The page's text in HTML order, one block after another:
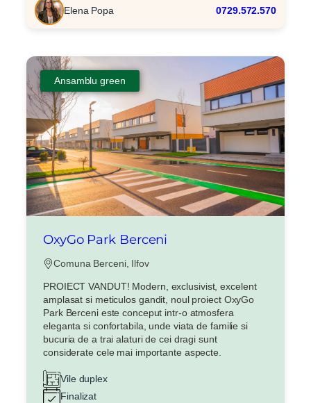
Elena Popa 0729.572.570
Ansamblu green
OxyGo Park Berceni
Comuna Berceni, Ilfov
PROIECT VANDUT! Modern, exclusivist, excelent
amplasat si meticulos gandit, noul proiect OxyGo
Park Berceni este conceput intr-o atmosfera
eleganta si confortabila, unde viata de familie si
bucuria de a trai alaturi de cei dragi sunt
considerate cele mai importante aspecte.
Vile duplex
Finalizat